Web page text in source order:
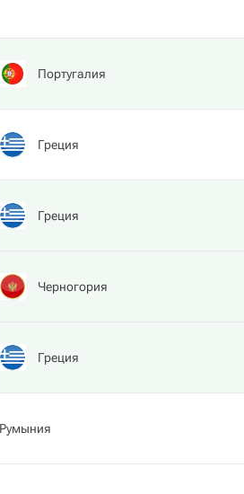
Португалия
Греция
Греция
Черногория
Греция
Румыния